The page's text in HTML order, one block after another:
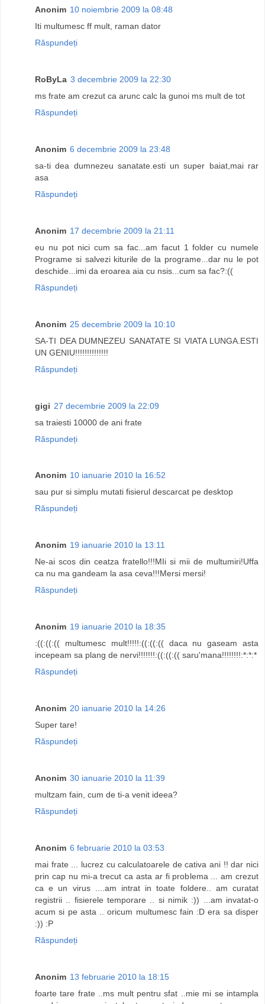
Anonim 10 noiembrie 2009 la 08:48
Iti multumesc ff mult, raman dator
Răspundeți
RoByLa 3 decembrie 2009 la 22:30
ms frate am crezut ca arunc calc la gunoi ms mult de tot
Răspundeți
Anonim 6 decembrie 2009 la 23:48
sa-ti dea dumnezeu sanatate.esti un super baiat,mai rar
asa
Răspundeți
Anonim 17 decembrie 2009 la 21:11
eu nu pot nici cum sa fac...am facut 1 folder cu numele
Programe si salvezi kiturile de la programe...dar nu le pot
deschide...imi da eroarea aia cu nsis...cum sa fac?:((
Răspundeți
Anonim 25 decembrie 2009 la 10:10
SA-TI DEA DUMNEZEU SANATATE SI VIATA LUNGA.ESTI
UN GENIU!!!!!!!!!!!!!!
Răspundeți
gigi 27 decembrie 2009 la 22:09
sa traiesti 10000 de ani frate
Răspundeți
Anonim 10 ianuarie 2010 la 16:52
sau pur si simplu mutati fisierul descarcat pe desktop
Răspundeți
Anonim 19 ianuarie 2010 la 13:11
Ne-ai scos din ceatza fratello!!!MIi si mii de multumiri!Uffa
ca nu ma gandeam la asa ceva!!!Mersi mersi!
Răspundeți
Anonim 19 ianuarie 2010 la 18:35
:((:((:(( multumesc mult!!!!!:((:((:(( daca nu gaseam asta
incepeam sa plang de nervi!!!!!!!:((:((:(( saru'mana!!!!!!!!:*:*:*
Răspundeți
Anonim 20 ianuarie 2010 la 14:26
Super tare!
Răspundeți
Anonim 30 ianuarie 2010 la 11:39
multzam fain, cum de ti-a venit ideea?
Răspundeți
Anonim 6 februarie 2010 la 03:53
mai frate ... lucrez cu calculatoarele de cativa ani !! dar nici
prin cap nu mi-a trecut ca asta ar fi problema ... am crezut
ca e un virus ....am intrat in toate foldere.. am curatat
registrii .. fisierele temporare .. si nimik :)) ...am invatat-o
acum si pe asta .. oricum multumesc fain :D era sa disper
:)) :P
Răspundeți
Anonim 13 februarie 2010 la 18:15
foarte tare frate ..ms mult pentru sfat ..mie mi se intampla